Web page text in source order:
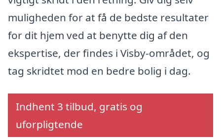
muligheden for at få de bedste resultater
for dit hjem ved at benytte dig af den
ekspertise, der findes i Visby-området, og
tag skridtet mod en bedre bolig i dag.
Indhent 3 tilbud, gratis og
uforpligtende